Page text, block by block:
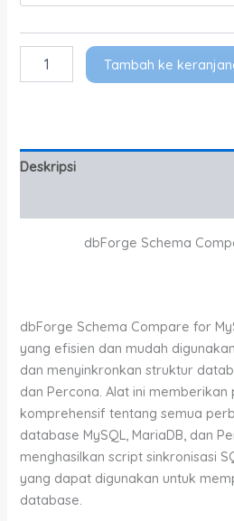
Tambah ke
Deskripsi
dbForge Schema
dbForge Schema Compare for
yang efisien dan mudah
dan menyinkronkan struktur
dan Percona. Alat ini memberikan
komprehensif tentang semua
database MySQL, MariaDB, dan
menghasilkan script sinkronisasi
yang dapat digunakan untuk
database.